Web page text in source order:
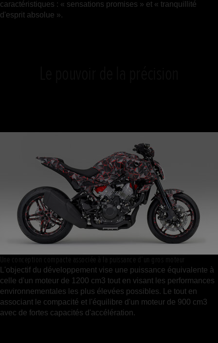
caractéristiques : « sensations promises » et « tranquillité
d'esprit absolue ».
Une conception compacte associée à la puissance d’un gros moteur
L'objectif du développement vise une puissance équivalente à
celle d'un moteur de 1200 cm3 tout en visant les performances
environnementales les plus élevées possibles. Le tout en
associant le compacité et l'équilibre d'un moteur de 900 cm3
avec de fortes capacités d'accélération.